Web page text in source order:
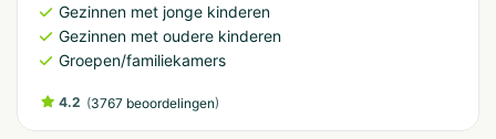
Gezinnen met jonge kinderen
Gezinnen met oudere kinderen
Groepen/familiekamers
4.2 (3767 beoordelingen)